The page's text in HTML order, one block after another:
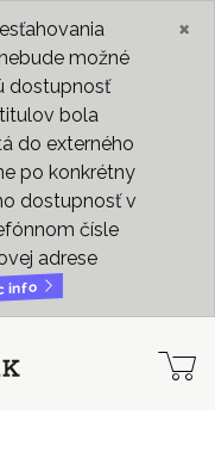
možné
dostupnosť
bola
do externého
po konkrétny
dostupnosť v
čísle
adrese
info
×